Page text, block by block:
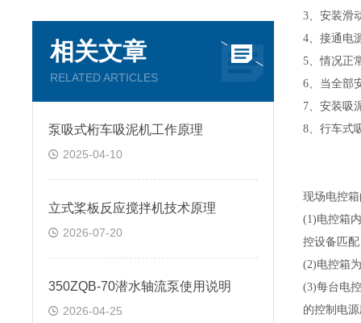
相关文章
RELATED ARTICLES
泵吸式桁车吸泥机工作原理
2025-04-10
立式桨板反应搅拌机技术原理
2026-07-20
350ZQB-70潜水轴流泵使用说明
2026-04-25
3、安装滑
4、接通电
5、情况正
6、当全部
7、安装吸
8、行车式
现场电控
(1)电控箱
控设备匹
(2)电控箱
(3)每台电
的控制电